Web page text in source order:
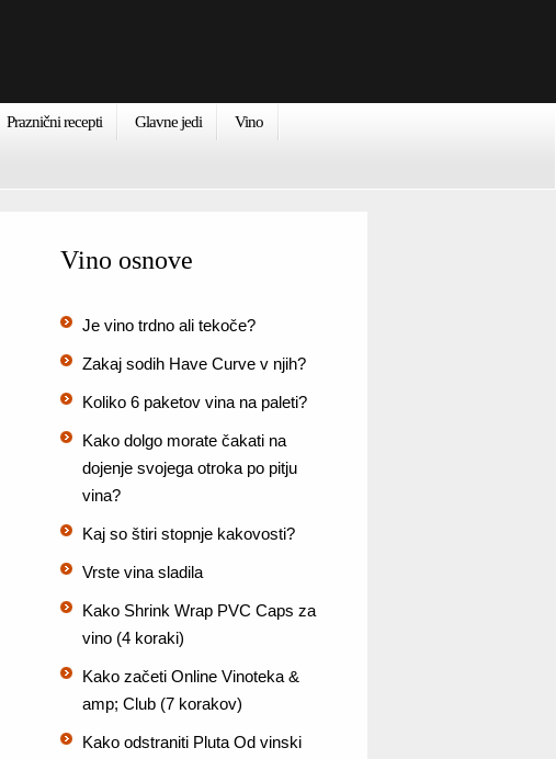
Praznični recepti Glavne jedi Vino
Vino osnove
Je vino trdno ali tekoče?
Zakaj sodih Have Curve v njih?
Koliko 6 paketov vina na paleti?
Kako dolgo morate čakati na
dojenje svojega otroka po pitju
vina?
Kaj so štiri stopnje kakovosti?
Vrste vina sladila
Kako Shrink Wrap PVC Caps za
vino (4 koraki)
Kako začeti Online Vinoteka &
amp; Club (7 korakov)
Kako odstraniti Pluta Od vinski